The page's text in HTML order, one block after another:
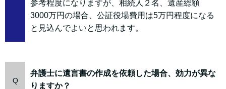
参考程度になりますが、相続人２名、遺産総額
3000万円の場合、公証役場費用は5万円程度になる
と見込んでよいと思われます。
Q
弁護士に遺言書の作成を依頼した場合、効力が異な
りますか？